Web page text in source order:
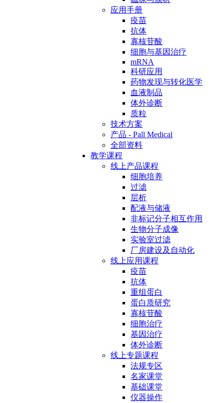
应用手册
疫苗
抗体
寡核苷酸
细胞与基因治疗
mRNA
科研应用
药物发现与转化医学
血液制品
体外诊断
质粒
技术方案
产品 - Pall Medical
全部资料
教学课程
线上产品课程
细胞培养
过滤
层析
配液与储液
非标记分子相互作用
生物分子成像
实验室过滤
厂房建设及自动化
线上应用课程
疫苗
抗体
重组蛋白
蛋白质研究
寡核苷酸
细胞治疗
基因治疗
体外诊断
线上专题课程
法规专区
名家课堂
基础课堂
仪器操作